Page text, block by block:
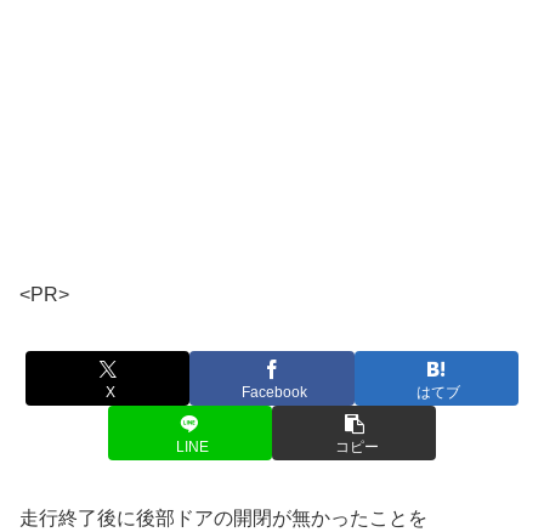
<PR>
X Facebook はてブ
LINE コピー
走行終了後に後部ドアの開閉が無かったことを